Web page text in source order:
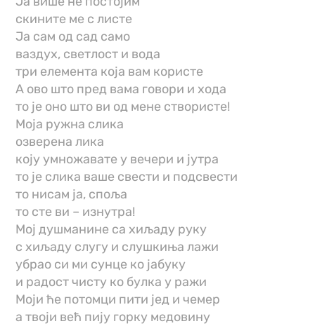
скините ме с листе
Ја сам од сад само
ваздух, светлост и вода
три елемента која вам користе
А ово што пред вама говори и хода
то је оно што ви од мене створисте!
Моја ружна слика
озверена лика
коју умножавате у вечери и јутра
то је слика ваше свести и подсвести
то нисам ја, споља
то сте ви – изнутра!
Мој душманине са хиљаду руку
с хиљаду слугу и слушкиња лажи
убрао си ми сунце ко јабуку
и радост чисту ко булка у ражи
Моји ће потомци пити јед и чемер
а твоји већ пију горку медовину